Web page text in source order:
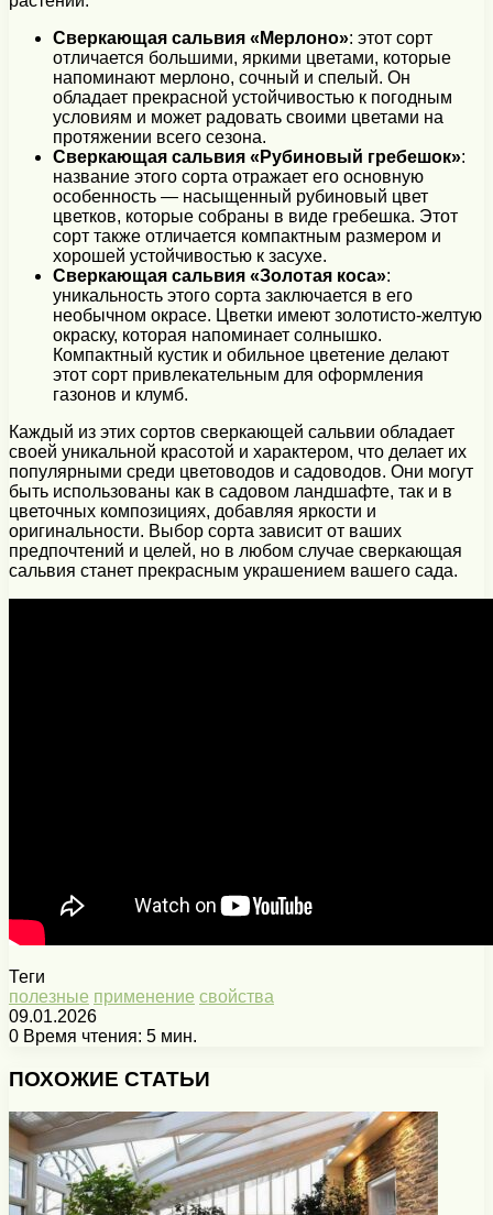
Сверкающая сальвия «Мерлоно»: этот сорт
отличается большими, яркими цветами, которые
напоминают мерлоно, сочный и спелый. Он
обладает прекрасной устойчивостью к погодным
условиям и может радовать своими цветами на
протяжении всего сезона.
Сверкающая сальвия «Рубиновый гребешок»:
название этого сорта отражает его основную
особенность — насыщенный рубиновый цвет
цветков, которые собраны в виде гребешка. Этот
сорт также отличается компактным размером и
хорошей устойчивостью к засухе.
Сверкающая сальвия «Золотая коса»:
уникальность этого сорта заключается в его
необычном окрасе. Цветки имеют золотисто-желтую
окраску, которая напоминает солнышко.
Компактный кустик и обильное цветение делают
этот сорт привлекательным для оформления
газонов и клумб.
Каждый из этих сортов сверкающей сальвии обладает
своей уникальной красотой и характером, что делает их
популярными среди цветоводов и садоводов. Они могут
быть использованы как в садовом ландшафте, так и в
цветочных композициях, добавляя яркости и
оригинальности. Выбор сорта зависит от ваших
предпочтений и целей, но в любом случае сверкающая
сальвия станет прекрасным украшением вашего сада.
Теги
полезные применение свойства
09.01.2026
0 Время чтения: 5 мин.
ПОХОЖИЕ СТАТЬИ